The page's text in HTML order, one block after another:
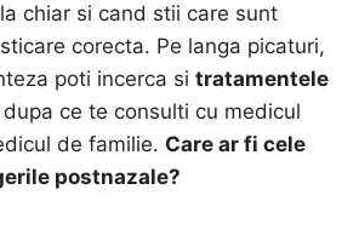
chiar si cand stii care sunt
corecta. Pe langa picaturi,
poti incerca si tratamentele
ce te consulti cu medicul
de familie. Care ar fi cele
postnazale?